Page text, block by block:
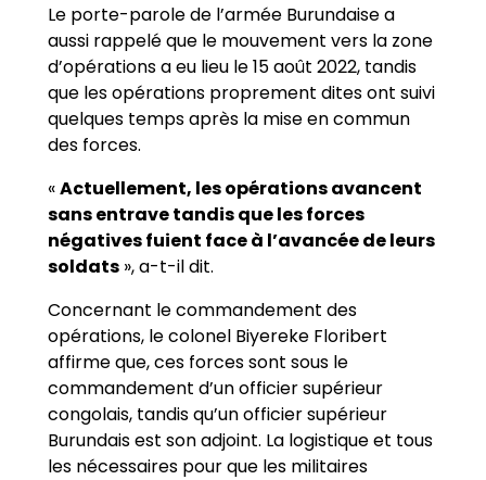
Le porte-parole de l’armée Burundaise a
aussi rappelé que le mouvement vers la zone
d’opérations a eu lieu le 15 août 2022, tandis
que les opérations proprement dites ont suivi
quelques temps après la mise en commun
des forces.
«Actuellement, les opérations avancent
sans entrave tandis que les forces
négatives fuient face à l’avancée de leurs
soldats », a-t-il dit.
Concernant le commandement des
opérations, le colonel Biyereke Floribert
affirme que, ces forces sont sous le
commandement d’un officier supérieur
congolais, tandis qu’un officier supérieur
Burundais est son adjoint. La logistique et tous
les nécessaires pour que les militaires